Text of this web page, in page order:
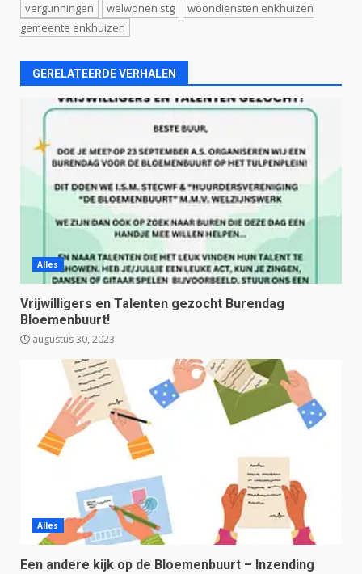
vergunningen
welwonen stg
woondiensten enkhuizen
gemeente enkhuizen
GERELATEERDE VERHALEN
Alles
Vrijwilligers en Talenten gezocht Burendag
Bloemenbuurt!
augustus 30, 2023
Alles
Een andere kijk op de Bloemenbuurt – Inzending